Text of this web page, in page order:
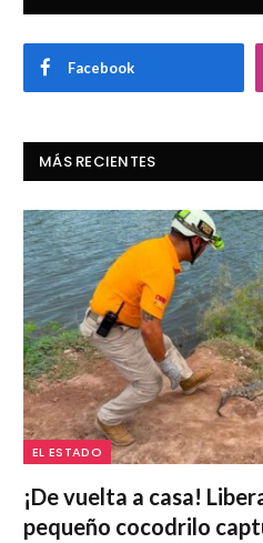
Facebook
MÁS RECIENTES
EL ESTADO
¡De vuelta a casa!
pequeño cocodrilo